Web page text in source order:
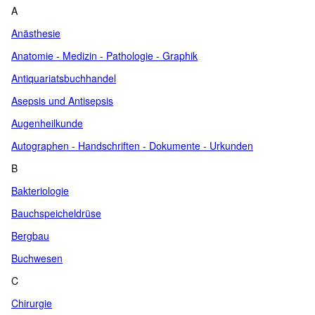
A
Anästhesie
Anatomie - Medizin - Pathologie - Graphik
Antiquariatsbuchhandel
Asepsis und Antisepsis
Augenheilkunde
Autographen - Handschriften - Dokumente - Urkunden
B
Bakteriologie
Bauchspeicheldrüse
Bergbau
Buchwesen
C
Chirurgie